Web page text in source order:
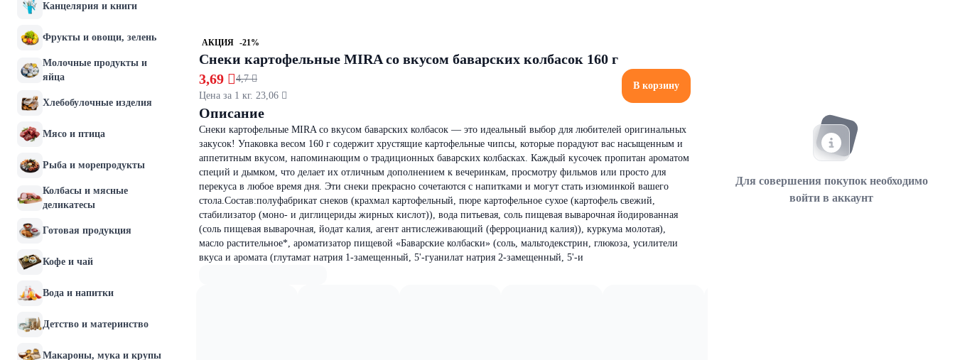
Канцелярия и книги
Фрукты и овощи, зелень
Молочные продукты и
яйца
Хлебобулочные изделия
Мясо и птица
Рыба и морепродукты
Колбасы и мясные
деликатесы
Готовая продукция
Кофе и чай
Вода и напитки
Детство и материнство
Макароны, мука и крупы
АКЦИЯ -21%
Снеки картофельные MIRA со вкусом баварских колбасок 160 г
3,69 4,7 
Цена за 1 кг. 23,06 
В корзину
Описание
Снеки картофельные MIRA со вкусом баварских колбасок — это идеальный выбор для любителей оригинальных
закусок! Упаковка весом 160 г содержит хрустящие картофельные чипсы, которые порадуют вас насыщенным и
аппетитным вкусом, напоминающим о традиционных баварских колбасках. Каждый кусочек пропитан ароматом
специй и дымком, что делает их отличным дополнением к вечеринкам, просмотру фильмов или просто для
перекуса в любое время дня. Эти снеки прекрасно сочетаются с напитками и могут стать изюминкой вашего
стола.Состав:полуфабрикат снеков (крахмал картофельный, пюре картофельное сухое (картофель свежий,
стабилизатор (моно- и диглицериды жирных кислот)), вода питьевая, соль пищевая выварочная йодированная
(соль пищевая выварочная, йодат калия, агент антислеживающий (ферроцианид калия)), куркума молотая),
масло растительное*, ароматизатор пищевой «Баварские колбаски» (соль, мальтодекстрин, глюкоза, усилители
вкуса и аромата (глутамат натрия 1-замещенный, 5'-гуанилат натрия 2-замещенный, 5'-и
Для совершения покупок необходимо
войти в аккаунт